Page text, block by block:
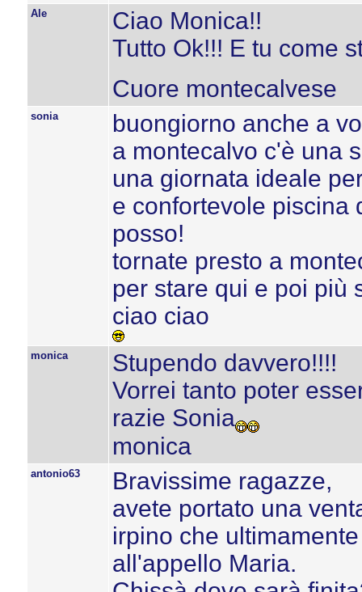
Ale
Ciao Monica!!
Tutto Ok!!! E tu come
Cuore montecalvese
sonia
buongiorno anche a
a montecalvo c'è una
una giornata ideale
e confortevole piscina
posso!
tornate presto a
per stare qui e poi più
ciao ciao
monica
Stupendo davvero!!!!
Vorrei tanto poter
razie Sonia
monica
antonio63
Bravissime ragazze,
avete portato una
irpino che
all'appello Maria.